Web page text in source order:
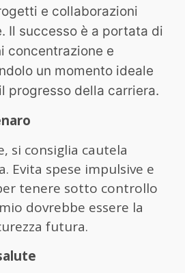
e collaborazioni
Il successo è a portata di
concentrazione e
un momento ideale
progresso della carriera.
si consiglia cautela
Evita spese impulsive e
tenere sotto controllo
dovrebbe essere la
futura.